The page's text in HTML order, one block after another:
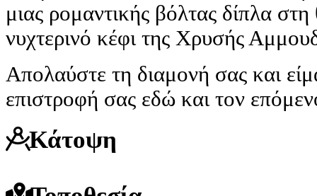
μιας ρομαντικής βόλτας δίπλα
νυχτερινό κέφι της Χρυσής
Απολαύστε τη διαμονή σας και
επιστροφή σας εδώ και τον
Κάτοψη